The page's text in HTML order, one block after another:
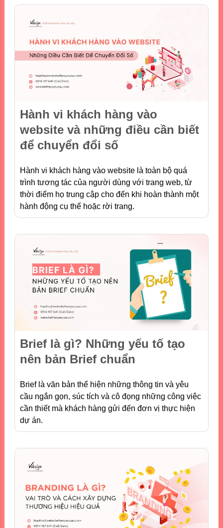
Hành vi khách hàng vào
website và những điều cần biết
để chuyển đổi số
Hành vi khách hàng vào website là toàn bộ quá
trình tương tác của người dùng với trang web, từ
thời điểm họ trung cập cho đến khi hoàn thành một
hành động cụ thể hoặc rời trang.
Brief là gì? Những yếu tố tạo
nên bản Brief chuẩn
Brief là văn bản thể hiện những thông tin và yêu
cầu ngắn gọn, súc tích và cô đọng những công việc
cần thiết mà khách hàng gửi đến đơn vị thực hiện
dự án.